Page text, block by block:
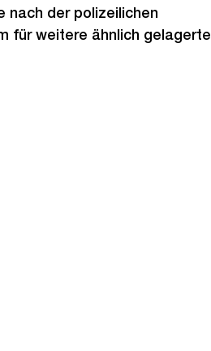
nach der polizeilichen
für weitere ähnlich gelagerte